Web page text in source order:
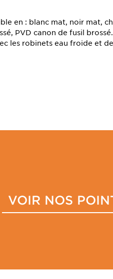
en : blanc mat, noir mat,
PVD canon de fusil
les robinets eau froide et
VOIR NOS